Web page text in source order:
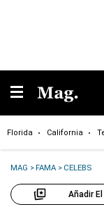
Florida California
MAG >FAMA > CELEBS
Añadir